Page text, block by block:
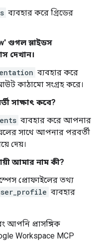
​​ব্যবহার করে গ্রিডের
গুগল স্লাইডস
দেখান।
ব্যবহার করে
কাঠামো সংগ্রহ করে।
সাক্ষাৎ কবে?
ব্যবহার করে আপনার
সাথে আপনার পরবর্তী
দেয়।
আমার নাম কী?
প্রোফাইলের তথ্য
ব্যবহার
আপনি প্রাসঙ্গিক
Workspace MCP